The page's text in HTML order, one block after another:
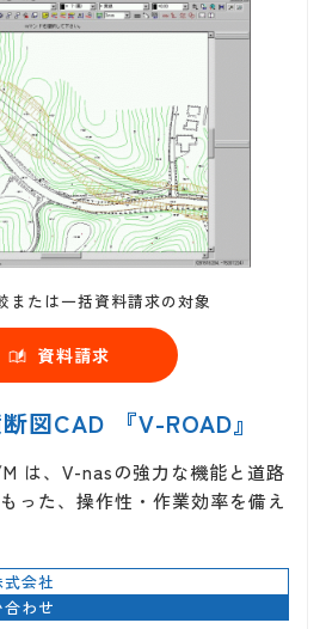
または一括資料請求の対象
資料請求
図CAD 『V-ROAD』
は、V-nasの強力な機能と道路
った、操作性・作業効率を備え
会社
わせ